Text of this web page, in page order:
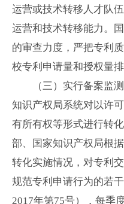
运营或技术转移人才队
运营和技术转移能力。
的审查力度，严把专利
校专利申请量和授权量排
（三）实行备案监测
知识产权局系统对以许
有所有权等形式进行转
部、国家知识产权局根
转化实施情况，对专利
规范专利申请行为的若
2017年第75号），每季